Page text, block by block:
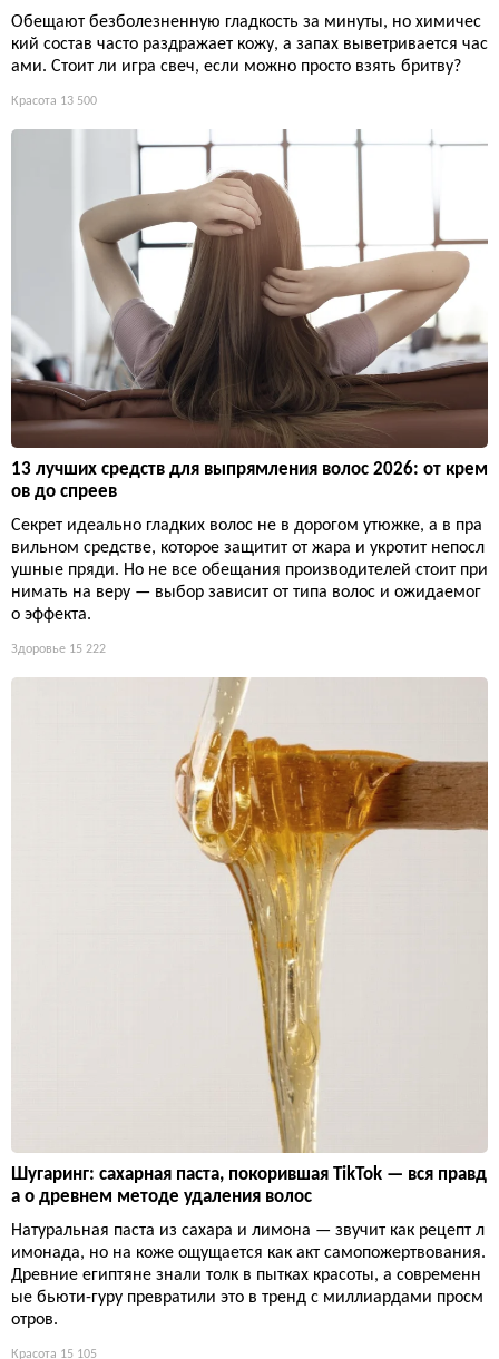
Обещают безболезненную гладкость за минуты, но химичес
кий состав часто раздражает кожу, а запах выветривается час
ами. Стоит ли игра свеч, если можно просто взять бритву?
Красота 13 500
13 лучших средств для выпрямления волос 2026: от крем
ов до спреев
Секрет идеально гладких волос не в дорогом утюжке, а в пра
вильном средстве, которое защитит от жара и укротит непосл
ушные пряди. Но не все обещания производителей стоит при
нимать на веру — выбор зависит от типа волос и ожидаемог
о эффекта.
Здоровье 15 222
Шугаринг: сахарная паста, покорившая TikTok — вся правд
а о древнем методе удаления волос
Натуральная паста из сахара и лимона — звучит как рецепт л
имонада, но на коже ощущается как акт самопожертвования.
Древние египтяне знали толк в пытках красоты, а современн
ые бьюти-гуру превратили это в тренд с миллиардами просм
отров.
Красота 15 105